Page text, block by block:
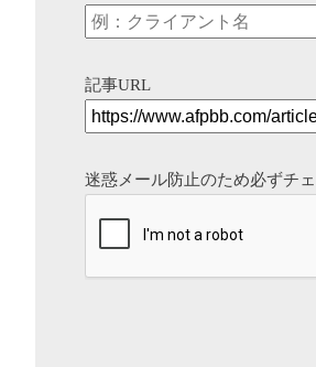
記事URL
迷惑メール防止のため必ずチ